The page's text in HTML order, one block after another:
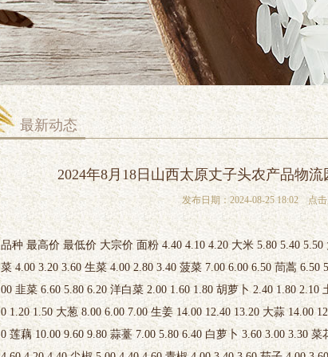
最新动态
2024年8月18日山西太原丈子头农产品物
发布日期：2024-08-25 18:02 点
品种 最高价 最低价 大宗价 面粉 4.40 4.10 4.20 大米 5.80 5.40 5.50
菜 4.00 3.20 3.60 生菜 4.00 2.80 3.40 菠菜 7.00 6.00 6.50 茼蒿 6.50
00 韭菜 6.60 5.80 6.20 洋白菜 2.00 1.60 1.80 胡萝卜 2.40 1.80 2.10
0 1.20 1.50 大葱 8.00 6.00 7.00 生姜 14.00 12.40 13.20 大蒜 14.00
0 莲藕 10.00 9.60 9.80 蒜薹 7.00 5.80 6.40 白萝卜 3.60 3.00 3.30